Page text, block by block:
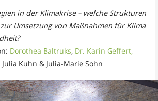
in der Klimakrise – welche Strukturen
Umsetzung von Maßnahmen für Klima
Dorothea Baltruks, Dr. Karin Geffert,
Julia Kuhn & Julia-Marie Sohn